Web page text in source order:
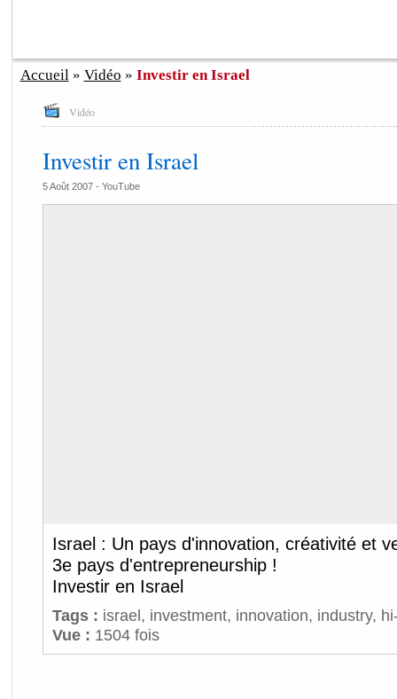
Accueil» Vidéo » Investir en Israel
Vidéo
Investir en Israel
5 Août 2007 - YouTube
Israel : Un pays d'innovation, créativité et
3e pays d'entrepreneurship !
Investir en Israel
Tags : israel, investment, innovation, industry,
Vue : 1504 fois